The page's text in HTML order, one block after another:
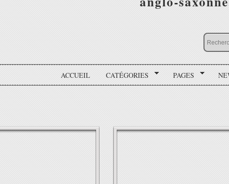
ACCUEIL CATÉGORIES PAGES